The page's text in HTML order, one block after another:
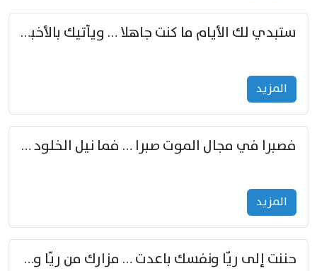
ستبدي لك الأيام ما كنت جاهلا … ويأتيك بالأخبار من لم تزوّد
المزید
فصبرا في مجال الموت صبرا … فما نيل الخلود بمستطاع
المزید
حننت إلى ريّا ونفسك باعدت … مزارك من ريّا وشعباكما معا